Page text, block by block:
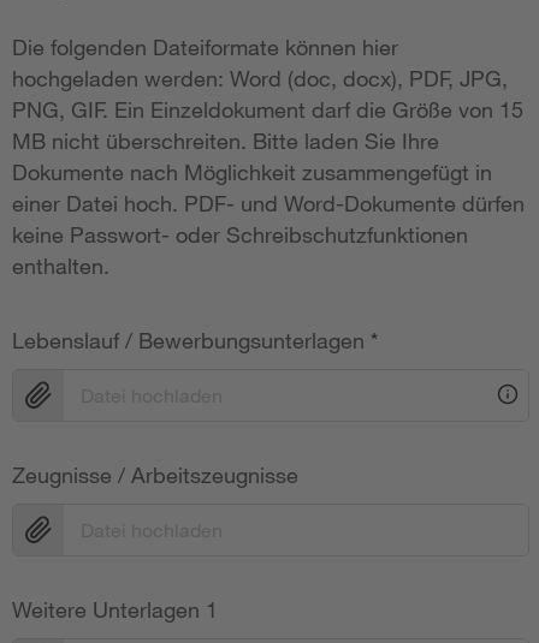
Die folgenden Dateiformate können hier
hochgeladen werden: Word (doc, docx), PDF, JPG,
PNG, GIF. Ein Einzeldokument darf die Größe von 15
MB nicht überschreiten. Bitte laden Sie Ihre
Dokumente nach Möglichkeit zusammengefügt in
einer Datei hoch. PDF- und Word-Dokumente dürfen
keine Passwort- oder Schreibschutzfunktionen
enthalten.
Lebenslauf / Bewerbungsunterlagen *
Zeugnisse / Arbeitszeugnisse
Weitere Unterlagen 1